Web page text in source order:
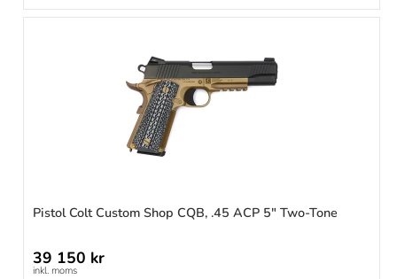
Pistol Colt Custom Shop CQB, .45 ACP 5" Two-Tone
39 150 kr
inkl. moms